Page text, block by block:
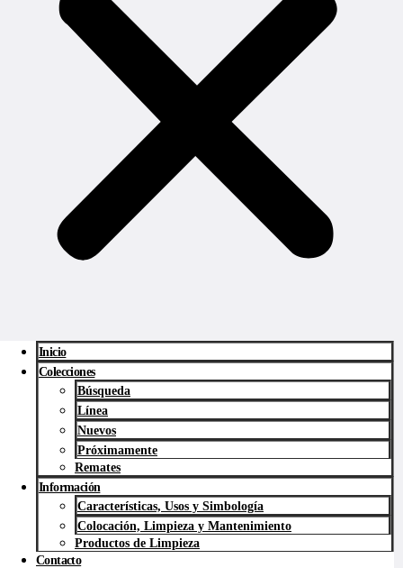
Inicio
Colecciones
Búsqueda
Línea
Nuevos
Próximamente
Remates
Información
Características, Usos y Simbología
Colocación, Limpieza y Mantenimiento
Productos de Limpieza
Contacto